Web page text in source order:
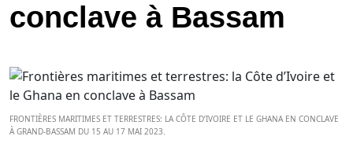
conclave à Bassam
FRONTIÈRES MARITIMES ET TERRESTRES: LA CÔTE D’IVOIRE ET LE GHANA EN CONCLAVE
À GRAND-BASSAM DU 15 AU 17 MAI 2023.